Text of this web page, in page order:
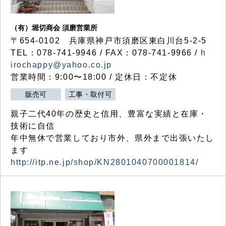
（有）堀切商会 須磨営業所
〒654-0102 兵庫県神戸市須磨区東白川台5-2-5
TEL：078-741-9946 / FAX：078-741-9966 / h
irochappy@yahoo.co.jp
営業時間：9:00〜18:00 / 定休日：不定休
販売可 工事・取付可
親子二代40年の歴史と信用、豊富な実績と在庫・
技術に自信
年中無休で営業しており市外、県外まで出張いたし
ます
http://itp.ne.jp/shop/KN2801040700001814/